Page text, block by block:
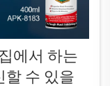
에서 하는
할 수 있을